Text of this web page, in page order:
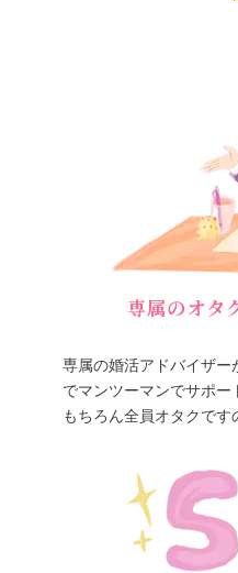
専属のオタ
専属の婚活アドバイザー
でマンツーマンでサポ
もちろん全員オタクです